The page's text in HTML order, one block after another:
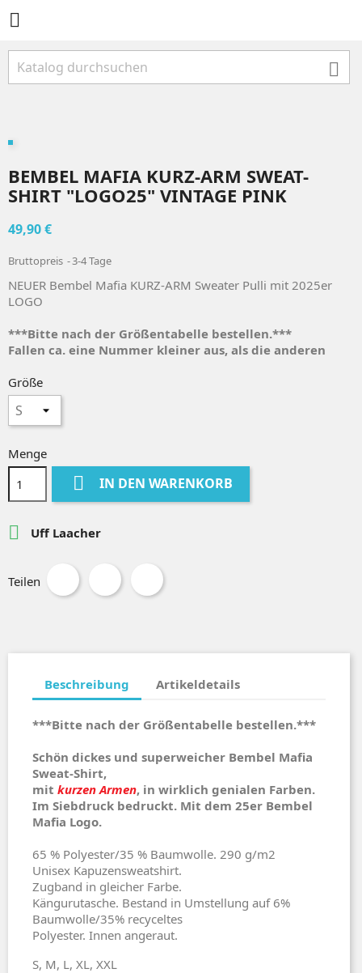


BEMBEL MAFIA KURZ-ARM SWEAT-
SHIRT "LOGO25" VINTAGE PINK
49,90 €
Bruttopreis 3-4 Tage
NEUER Bembel Mafia KURZ-ARM Sweater Pulli mit 2025er
LOGO
***Bitte nach der Größentabelle bestellen.***
Fallen ca. eine Nummer kleiner aus, als die anderen
Größe
Menge
 IN DEN WARENKORB
 Uff Laacher
Teilen
Beschreibung Artikeldetails
***Bitte nach der Größentabelle bestellen.***
Schön dickes und superweicher Bembel Mafia
Sweat-Shirt,
mit kurzen Armen, in wirklich genialen Farben.
Im Siebdruck bedruckt. Mit dem 25er Bembel
Mafia Logo.
65 % Polyester/35 % Baumwolle. 290 g/m2
Unisex Kapuzensweatshirt.
Zugband in gleicher Farbe.
Kängurutasche. Bestand in Umstellung auf 6%
Baumwolle/35% recyceltes
Polyester. Innen angeraut.
S, M, L, XL, XXL